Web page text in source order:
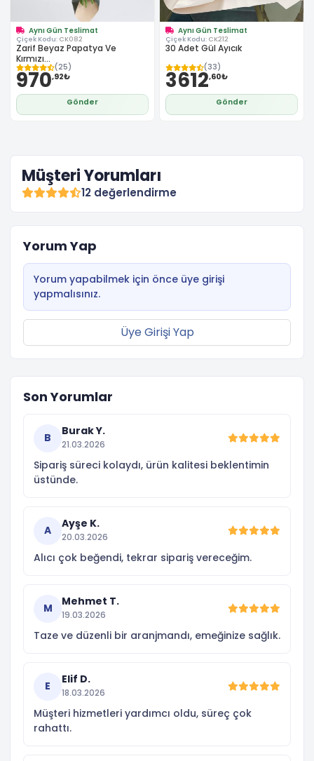
Aynı Gün Teslimat
Çiçek Kodu: CK082
Zarif Beyaz Papatya Ve
Kırmızı...
(25)
970,92₺
Gönder
Aynı Gün Teslimat
Çiçek Kodu: CK212
30 Adet Gül Ayıcık
(33)
3612,60₺
Gönder
Müşteri Yorumları
12 değerlendirme
Yorum Yap
Yorum yapabilmek için önce üye girişi
yapmalısınız.
Üye Girişi Yap
Son Yorumlar
B
Burak Y.
21.03.2026
Sipariş süreci kolaydı, ürün kalitesi beklentimin
üstünde.
A
Ayşe K.
20.03.2026
Alıcı çok beğendi, tekrar sipariş vereceğim.
M
Mehmet T.
19.03.2026
Taze ve düzenli bir aranjmandı, emeğinize sağlık.
E
Elif D.
18.03.2026
Müşteri hizmetleri yardımcı oldu, süreç çok
rahattı.